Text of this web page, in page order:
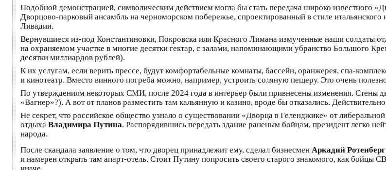
Подобной демонстрацией, символическим действием могла бы стать передача широко известного
Дворцово-парковый ансамбль на черноморском побережье, спроектированный в стиле итальянского
Ливадии.
Вернувшиеся из-под Константиновки, Покровска или Красного Лимана измученные наши солдаты
на охраняемом участке в многие десятки гектар, с залами, напоминающими убранство Большого
десятки миллиардов рублей).
К их услугам, если верить прессе, будут комфортабельные комнаты, бассейн, оранжерея, спа-
и кинотеатр. Вместо винного погреба можно, например, устроить соляную пещеру. Это очень
По утверждениям некоторых СМИ, после 2024 года в интерьер были привнесены изменения. Стены
«Вагнер»?). А вот от планов разместить там кальянную и казино, вроде бы отказались.
Не секрет, что российское общество узнало о существовании «Дворца в Геленджике» от
отдыха Владимира Путина. Распорядившись передать здание раненым бойцам, президент легко
народа.
После скандала заявление о том, что дворец принадлежит ему, сделал бизнесмен Аркадий Ротенберг
и намерен открыть там апарт-отель. Стоит Путину попросить своего старого знакомого, как